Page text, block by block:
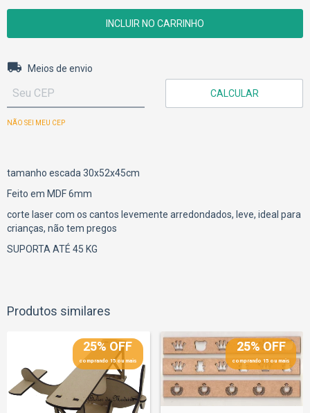
Entregas para o CEP:
Meios de envio
CALCULAR
NÃO SEI MEU CEP
tamanho escada 30x52x45cm
Feito em MDF 6mm
corte laser com os cantos levemente arredondados, leve, ideal para
crianças, não tem pregos
SUPORTA ATÉ 45 KG
Produtos similares
25% OFF
comprando 15 ou mais
25% OFF
comprando 15 ou mais